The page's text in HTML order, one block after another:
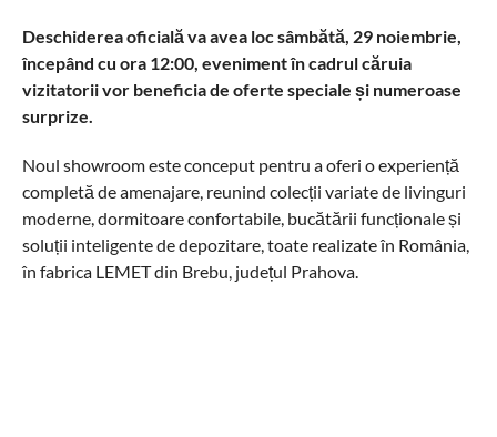
Deschiderea oficială va avea loc sâmbătă, 29 noiembrie,
începând cu ora 12:00, eveniment în cadrul căruia
vizitatorii vor beneficia de oferte speciale și numeroase
surprize.
Noul showroom este conceput pentru a oferi o experiență
completă de amenajare, reunind colecții variate de livinguri
moderne, dormitoare confortabile, bucătării funcționale și
soluții inteligente de depozitare, toate realizate în România,
în fabrica LEMET din Brebu, județul Prahova.